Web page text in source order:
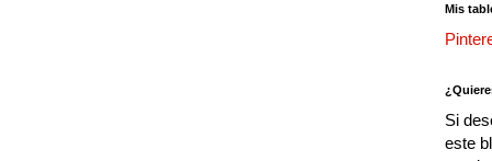
Mis
Si
este